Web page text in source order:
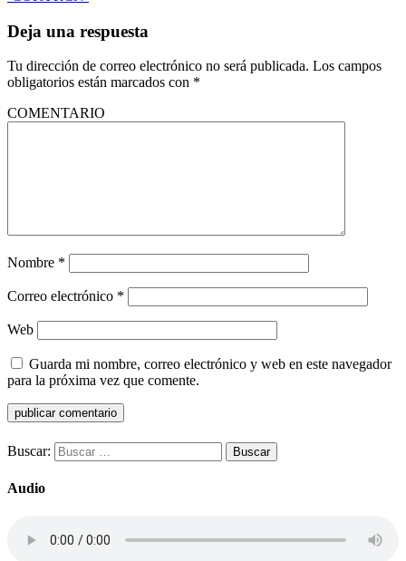
Deja una respuesta
Tu dirección de correo electrónico no será publicada. Los campos
obligatorios están marcados con *
COMENTARIO
Nombre *
Correo electrónico *
Web
Guarda mi nombre, correo electrónico y web en este navegador
para la próxima vez que comente.
Buscar:
Audio